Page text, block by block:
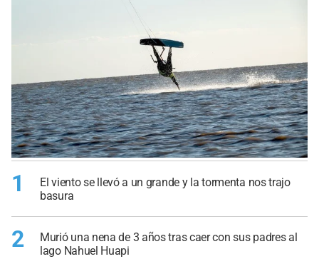
1
El viento se llevó a un grande y la tormenta nos trajo
basura
2
Murió una nena de 3 años tras caer con sus padres al
lago Nahuel Huapi